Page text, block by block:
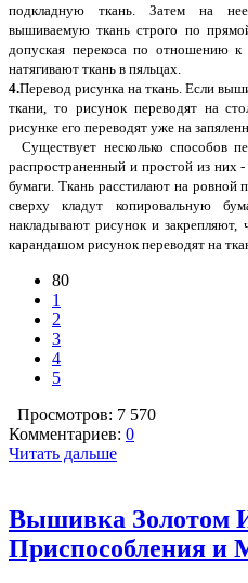
подкладную ткань. Затем на
вышиваемую ткань строго по
допуская перекоса по отношению
натягивают ткань в пяльцах.
4.Перевод рисунка на ткань. Если
ткани, то рисунок переводят на
рисунке его переводят уже на
Существует несколько способов
распространенный и простой из них
бумаги. Ткань расстилают на ровной
сверху кладут копировальную
накладывают рисунок и
карандашом рисунок переводят на
80
1
2
3
4
5
Просмотров: 7 570
Комментариев: 0
Читать дальше
Вышивка Золотом
Приспособления и